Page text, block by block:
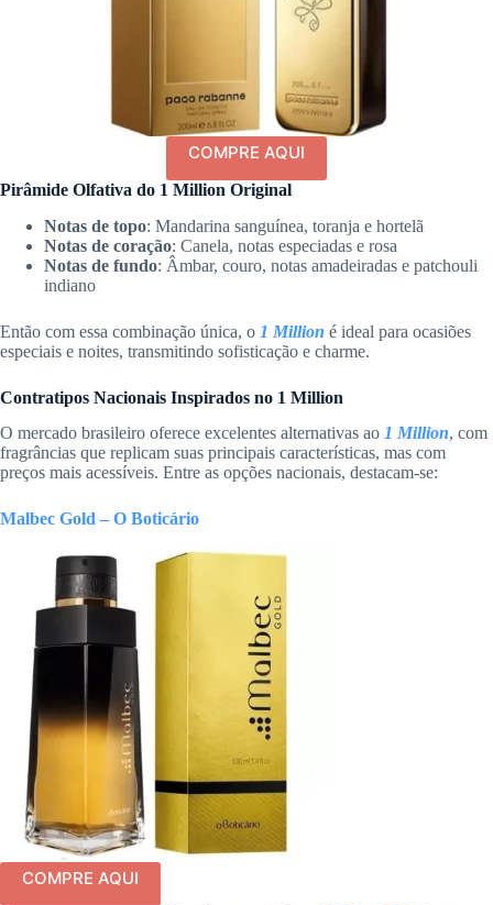
COMPRE AQUI
Pirâmide Olfativa do 1 Million Original
Notas de topo: Mandarina sanguínea, toranja e hortelã
Notas de coração: Canela, notas especiadas e rosa
Notas de fundo: Âmbar, couro, notas amadeiradas e patchouli
indiano
Então com essa combinação única, o 1 Million é ideal para ocasiões
especiais e noites, transmitindo sofisticação e charme.
Contratipos Nacionais Inspirados no 1 Million
O mercado brasileiro oferece excelentes alternativas ao 1 Million, com
fragrâncias que replicam suas principais características, mas com
preços mais acessíveis. Entre as opções nacionais, destacam-se:
Malbec Gold – O Boticário
COMPRE AQUI